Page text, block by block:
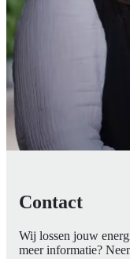
Contact
Wij lossen jouw
meer informatie?